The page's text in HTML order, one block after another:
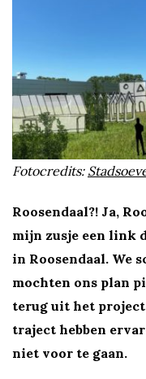
w
u
s
t
e
S
t
e
Fotocredits:
Roosendaal?! Ja,
mijn zusje een link
in Roosendaal. We
mochten ons plan
terug uit het
traject hebben
niet voor te gaan.